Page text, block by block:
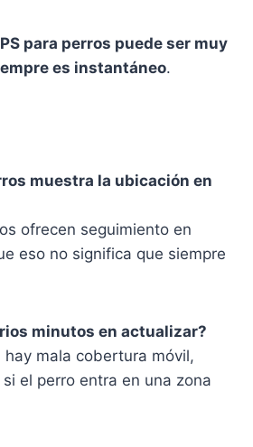
para perros puede ser muy
es instantáneo.
muestra la ubicación en
ofrecen seguimiento en
eso no significa que siempre
minutos en actualizar?
hay mala cobertura móvil,
el perro entra en una zona